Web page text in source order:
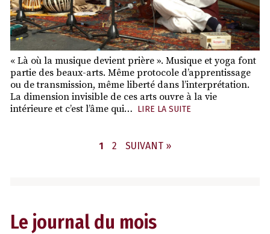
« Là où la musique devient prière ». Musique et yoga font
partie des beaux-arts. Même protocole d’apprentissage
ou de transmission, même liberté dans l’interprétation.
La dimension invisible de ces arts ouvre à la vie
intérieure et c’est l’âme qui… LIRE LA SUITE
PAGE
1 PAGE
2 SUIVANT »
Le journal du mois